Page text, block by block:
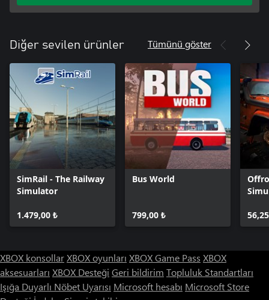
Diğer sevilen ürünler Tümünü göster
SimRail - The Railway
Simulator
1.479,00 ₺
Bus World
799,00 ₺
XBOX konsollarXBOX oyunları XBOX Game Pass XBOX
aksesuarları XBOX Desteği Geri bildirim Topluluk Standartları
Işığa Duyarlı Nöbet Uyarısı Microsoft hesabı Microsoft Store